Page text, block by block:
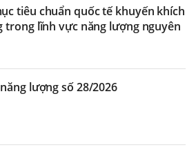
tiêu chuẩn quốc tế khuyến khích
trong lĩnh vực năng lượng nguyên
lượng số 28/2026